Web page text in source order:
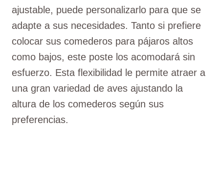
ajustable, puede personalizarlo para que se
adapte a sus necesidades. Tanto si prefiere
colocar sus comederos para pájaros altos
como bajos, este poste los acomodará sin
esfuerzo. Esta flexibilidad le permite atraer a
una gran variedad de aves ajustando la
altura de los comederos según sus
preferencias.